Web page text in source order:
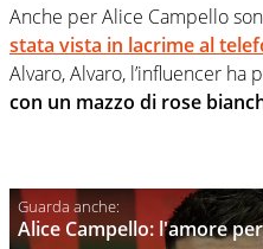
Anche per Alice Campello
stata vista in lacrime al
Alvaro, Alvaro, l’influencer ha
con un mazzo di rose
Alice Campello: l'amore